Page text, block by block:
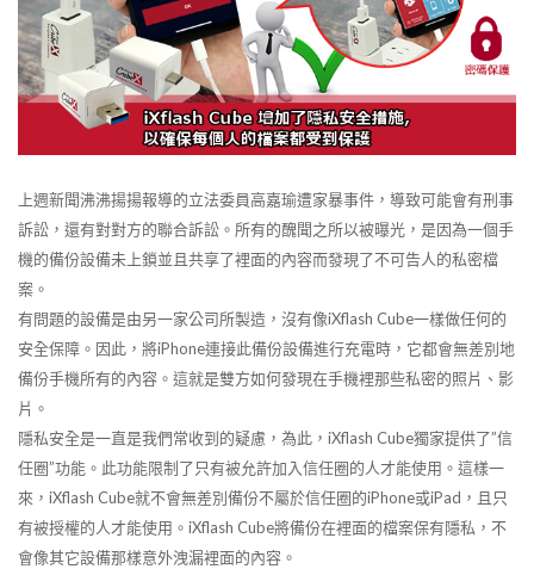
上週新聞沸沸揚揚報導的立法委員高嘉瑜遭家暴事件，導致可能會有刑事
訴訟，還有對對方的聯合訴訟。所有的醜聞之所以被曝光，是因為一個手
機的備份設備未上鎖並且共享了裡面的內容而發現了不可告人的私密檔
案。
有問題的設備是由另一家公司所製造，沒有像iXflash Cube一樣做任何的
安全保障。因此，將iPhone連接此備份設備進行充電時，它都會無差別地
備份手機所有的內容。這就是雙方如何發現在手機裡那些私密的照片、影
片。
隱私安全是一直是我們常收到的疑慮，為此，iXflash Cube獨家提供了”信
任圈”功能。此功能限制了只有被允許加入信任圈的人才能使用。這樣一
來，iXflash Cube就不會無差別備份不屬於信任圈的iPhone或iPad，且只
有被授權的人才能使用。iXflash Cube將備份在裡面的檔案保有隱私，不
會像其它設備那樣意外洩漏裡面的內容。